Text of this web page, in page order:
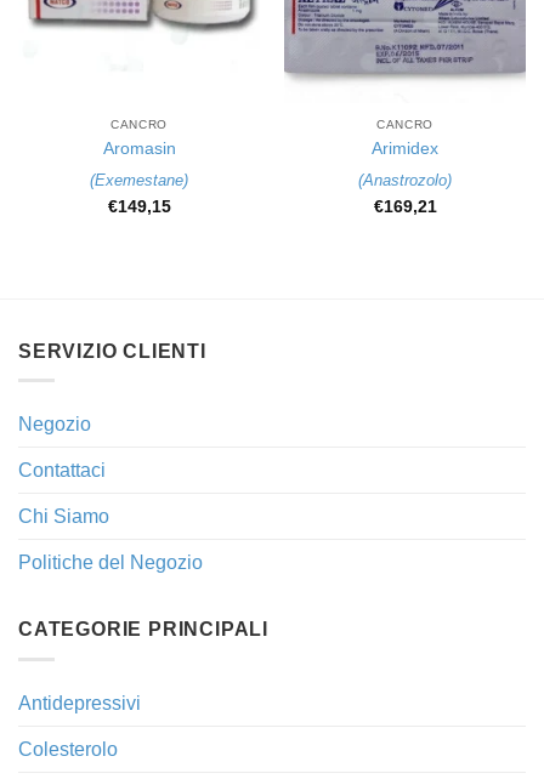
CANCRO
Aromasin
(Exemestane)
€149,15
CANCRO
Arimidex
(Anastrozolo)
€169,21
SERVIZIO CLIENTI
Negozio
Contattaci
Chi Siamo
Politiche del Negozio
CATEGORIE PRINCIPALI
Antidepressivi
Colesterolo